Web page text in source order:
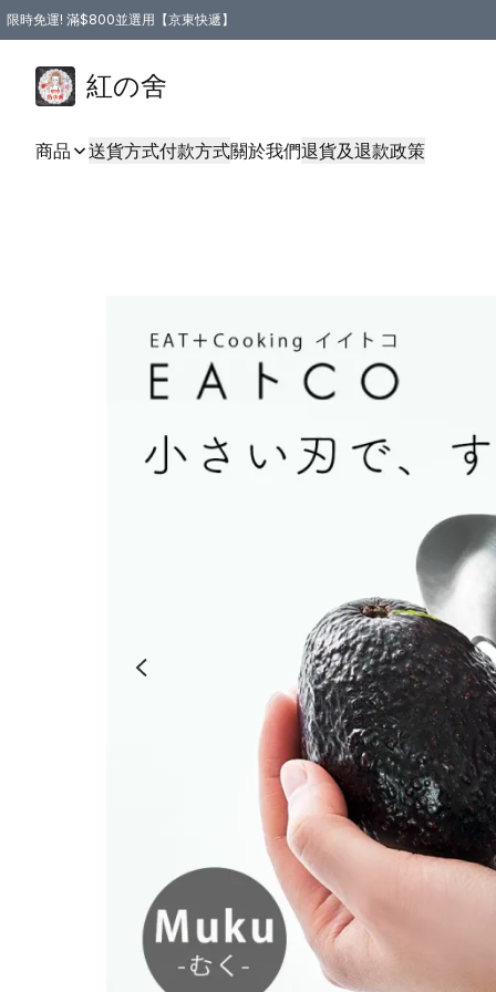
限時免運! 滿$800並選用【京東快遞】
紅の舍
商品 送貨方式付款方式關於我們退貨及退款政策